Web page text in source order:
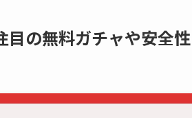
の無料ガチャや安全